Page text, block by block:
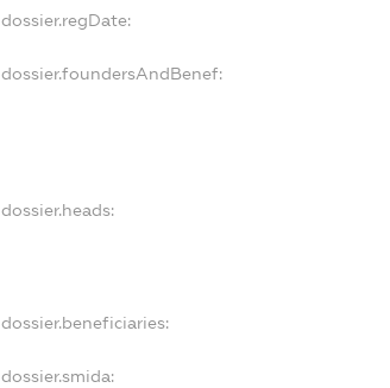
dossier.regDate:
dossier.foundersAndBenef:
dossier.heads:
dossier.beneficiaries:
dossier.smida: